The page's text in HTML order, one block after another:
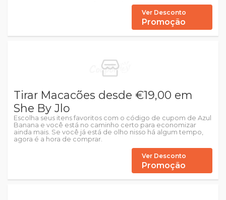
Ver Desconto
Promoção
Tirar Macacões desde €19,00 em
She By Jlo
Escolha seus itens favoritos com o código de cupom de Azul
Banana e você está no caminho certo para economizar
ainda mais. Se você já está de olho nisso há algum tempo,
agora é a hora de comprar.
Ver Desconto
Promoção